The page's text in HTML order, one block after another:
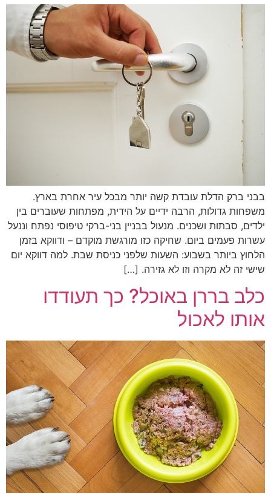
בבני ברק הדלת עובדת קשה יותר מבכל עיר אחרת בארץ.
משפחות גדולות, הרבה ידיים על הידית, מפתחות שעוברים בין
ילדים, סבתות ושכנים. מנעול בבניין בני-ברקי טיפוסי נפתח וננעל
עשרות פעמים ביום. שחיקה כזו מורגשת מוקדם – ודווקא בזמן
הלחוץ ביותר בשבוע: השעות שלפני כניסת שבת. למה דווקא יום
שישי זה לא מקרה וזו לא גזירה. […]
כלב בררן באוכל? כך תעודדו
אותו לאכול